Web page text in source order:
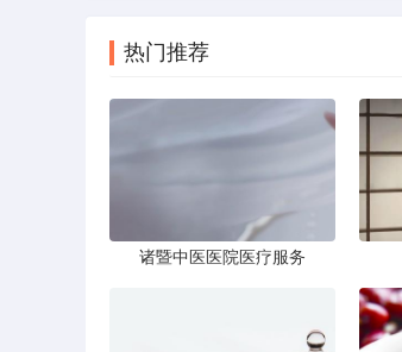
热门推荐
诸暨中医医院医疗服务